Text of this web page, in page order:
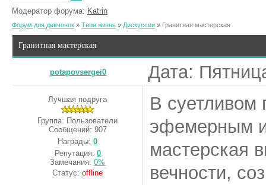
Модератор форума: Katrin
Форум для девчонок » Твоя жизнь » Дискуссии » Гранитная мастерская
Гранитная мастерская
potapovsergei0 Дата:
Лучшая подруга
Группа: Пользователи
Сообщений: 907
Награды:0
Репутация: 0
Замечания:0%
Статус:offline
В суетливом
эфемерным
мастерская
вечности,